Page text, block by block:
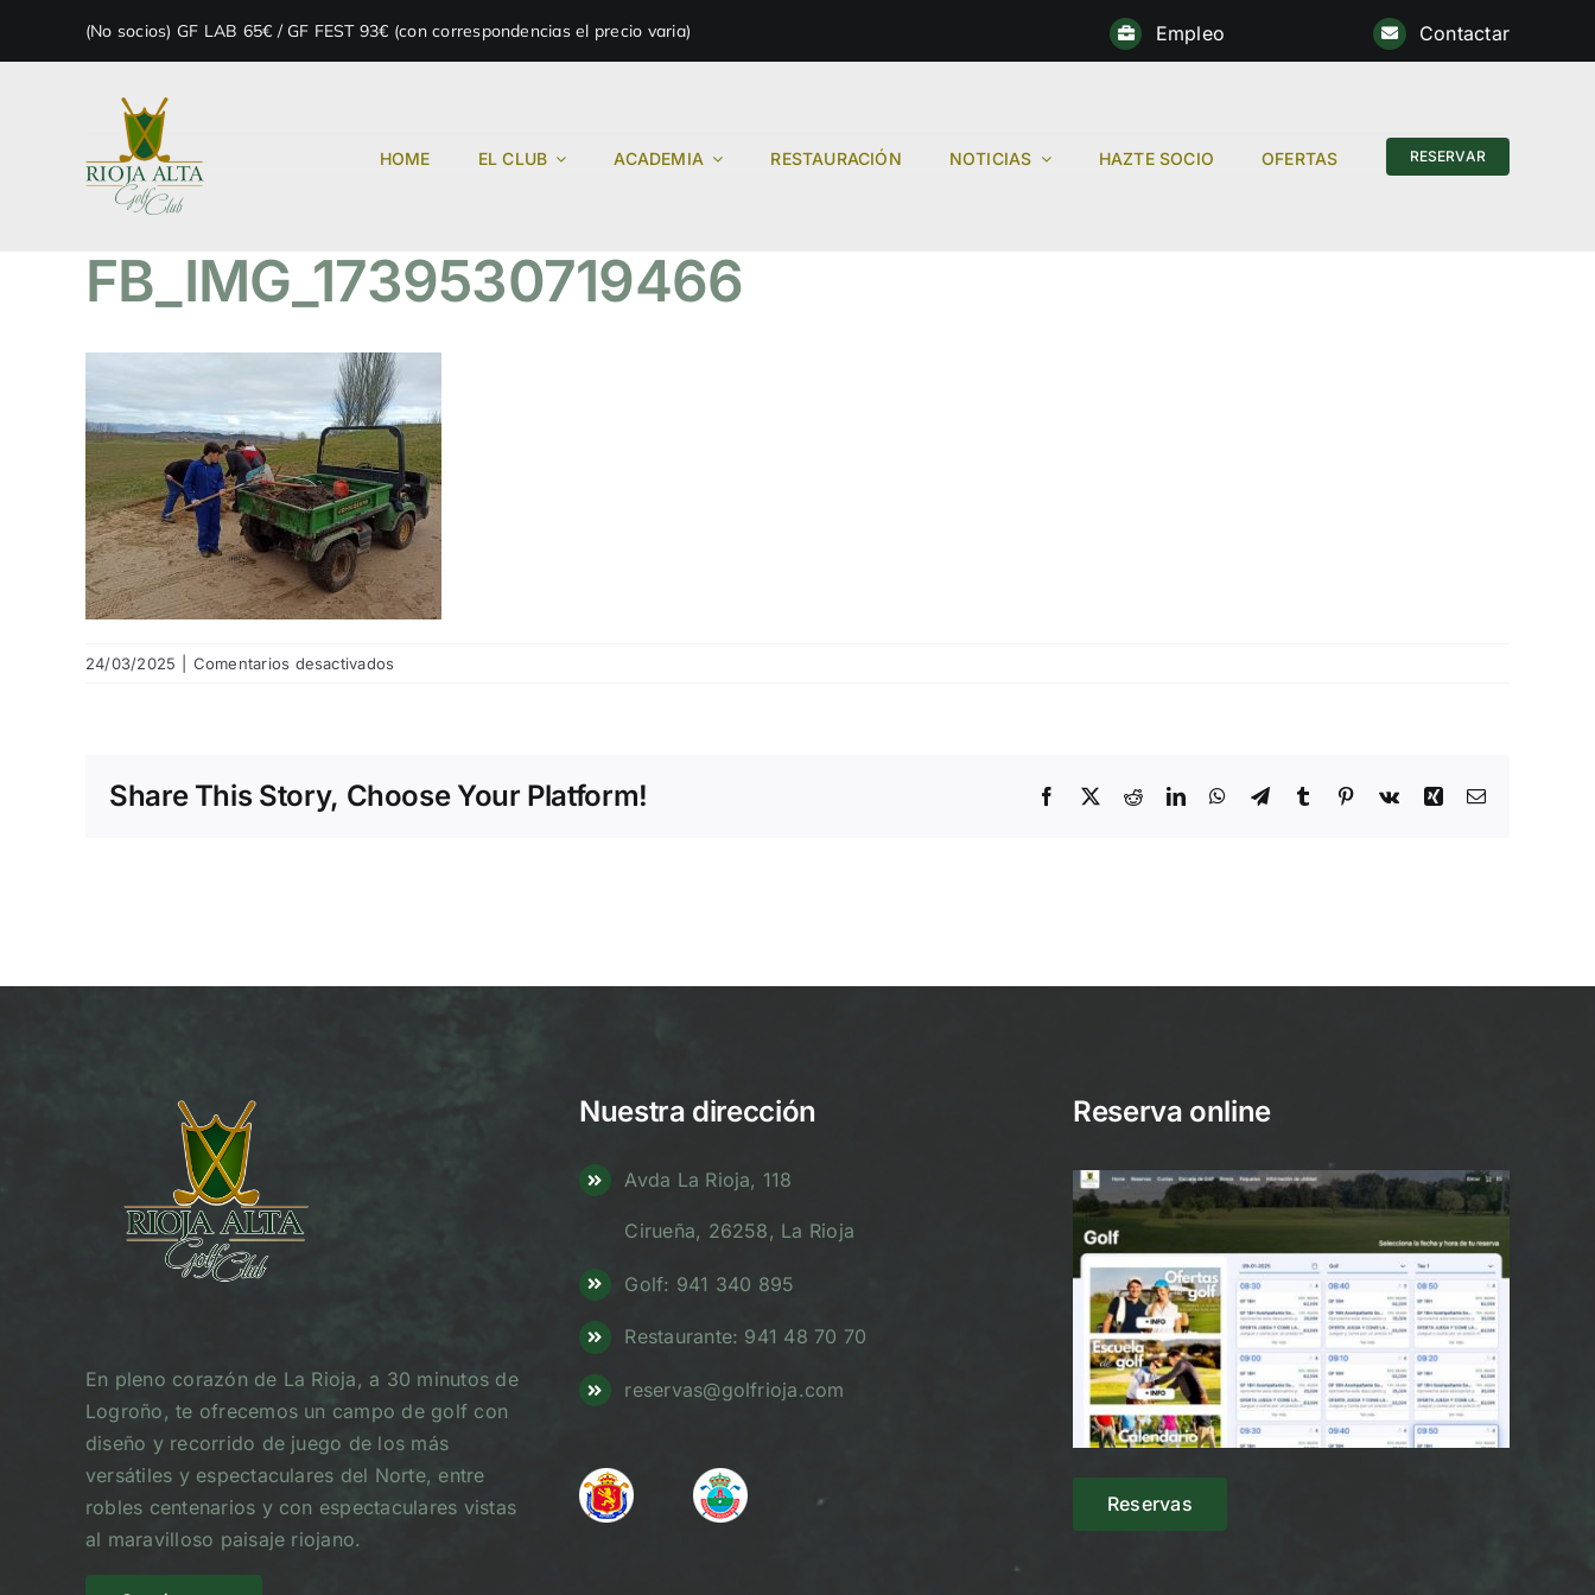
(No socios) GF LAB 65€ / GF FEST 93€ (con correspondencias el precio varia) Empleo Contactar
HOME EL CLUB ACADEMIA RESTAURACIÓN NOTICIAS HAZTE SOCIO OFERTAS RESERVAR
Anterior
FB_IMG_1739530719466
24/03/2025 Comentarios desactivados
Share This Story, Choose Your Platform! Facebook
X RedditLinkedInWhatsApp
TelegramTumblr Pinterest
Vk Xing Email
En pleno corazón de La Rioja, a 30 minutos de
Logroño, te ofrecemos un campo de golf con
diseño y recorrido de juego de los más
versátiles y espectaculares del Norte, entre
robles centenarios y con espectaculares vistas
al maravilloso paisaje riojano.
Nuestra dirección
Avda La Rioja, 118
Cirueña, 26258, La Rioja
Golf: 941 340 895
Restaurante: 941 48 70 70
reservas@golfrioja.com
Reserva online
Reservas